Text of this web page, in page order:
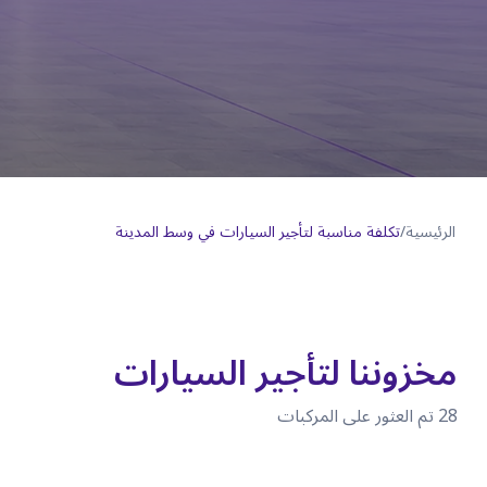
الرئيسية/تكلفة مناسبة لتأجير السيارات في وسط المدينة
مخزوننا لتأجير السيارات
28تم العثور على المركبات